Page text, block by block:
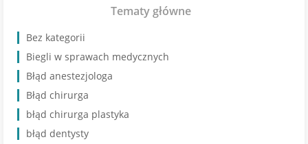
Tematy główne
Bez kategorii
Biegli w sprawach medycznych
Błąd anestezjologa
Błąd chirurga
błąd chirurga plastyka
błąd dentysty